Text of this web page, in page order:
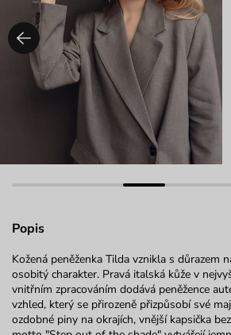
Popis
Kožená peněženka Tilda vznikla s důrazem
osobitý charakter. Pravá italská kůže v
vnitřním zpracováním dodává peněžence
vzhled, který se přirozeně přizpůsobí své
ozdobné piny na okrajích, vnější kapsička